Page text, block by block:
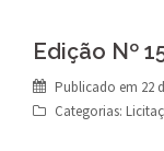
Edição Nº
Publicado em 22
Categorias: